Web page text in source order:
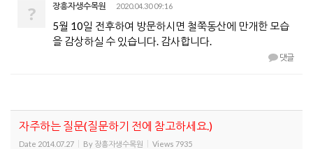
? 장흥자생수목원 2020.04.30 09:16
5월 10일 전후하여 방문하시면 철쭉동산에 만개한 모습
을 감상하실 수 있습니다. 감사합니다.
댓글
자주하는 질문(질문하기 전에 참고하세요.)
Date 2014.07.27 By 장흥자생수목원 Views 7935